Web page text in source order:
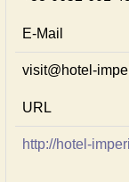
E-Mail
visit@hotel-
URL
http://hotel-